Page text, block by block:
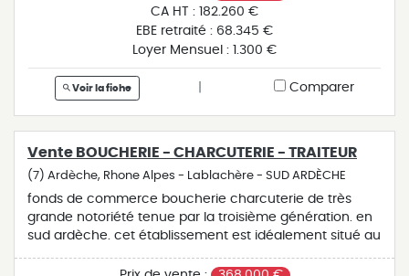
cuisine équipée actuellement sous-exploitée, grande
réserve, terrasse extérieure env. 65 places. chiffre
d'affaires réalisé sur six mois de l'année. idéale pour un
voir rapidement par professionnel. grande possibilité de
développement. top affaire. pour des raisons de
confidentialité, cette affaire est géolocalisée à l'adresse
de notre agence de lablachère (07230).
CA HT : 182.260 €
EBE retraité : 68.345 €
Loyer Mensuel : 1.300 €
Voir la fiche Comparer
Vente BOUCHERIE - CHARCUTERIE - TRAITEUR
(7) Ardèche, Rhone Alpes - Lablachère - SUD ARDÈCHE
fonds de commerce boucherie charcuterie de très
grande notoriété tenue par la troisième génération. en
sud ardèche. cet établissement est idéalement situé au
surface d'environ 150 m² comprenant une boutique